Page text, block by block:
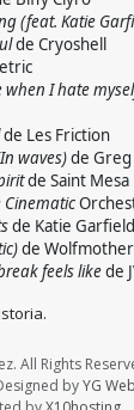
(feat. Katie
de Cryoshell
when I hate
de Les Friction
waves)de Greg
de Saint Mesa
Cinematic
de Katie Garfield
de Wolfmother
feels likede
All Rights
byYG